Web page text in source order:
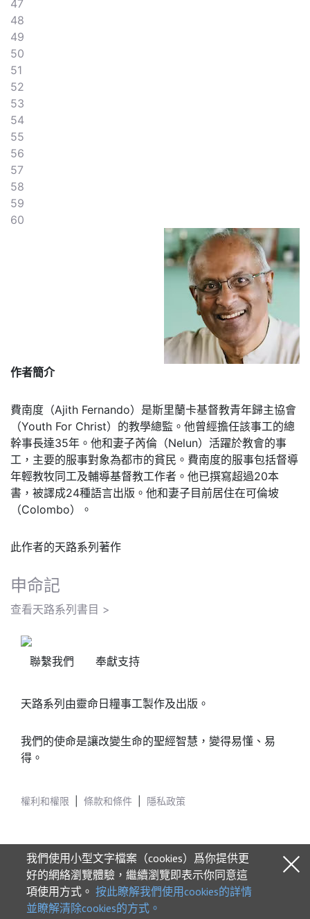
47
48
49
50
51
52
53
54
55
56
57
58
59
60
作者簡介
費南度（Ajith Fernando）是斯里蘭卡基督教青年歸主協會
（Youth For Christ）的教學總監。他曾經擔任該事工的總
幹事長達35年。他和妻子芮倫（Nelun）活躍於教會的事
工，主要的服事對象為都市的貧民。費南度的服事包括督導
年輕教牧同工及輔導基督教工作者。他已撰寫超過20本
書，被譯成24種語言出版。他和妻子目前居住在可倫坡
（Colombo）。
此作者的天路系列著作
申命記
查看天路系列書目 >
聯繫我們 奉獻支持
天路系列由靈命日糧事工製作及出版。
我們的使命是讓改變生命的聖經智慧，變得易懂、易
得。
權利和權限 條款和條件 隱私政策
© 2026 Our Daily Bread Ministries
我們使用小型文字檔案（cookies）爲你提供更
好的網絡瀏覽體驗，繼續瀏覽即表示你同意這
項使用方式。 按此瞭解我們使用cookies的詳情
並瞭解清除cookies的方式。